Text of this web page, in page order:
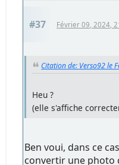
#37 Février 09, 2024,
Citation de: Verso92 le
Heu ?
(elle s'affiche
Ben voui, dans ce
convertir une photo